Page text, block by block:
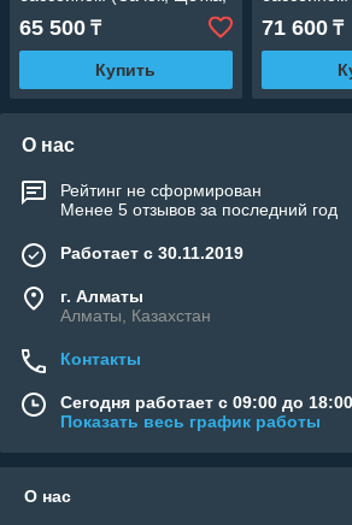
шланг 7,5 м., штанга
2x1800 мм.)
65 500 ₸
Купить
шланг 9
мм.)
71 600₸
О нас
Рейтинг не сформирован
Менее 5 отзывов за последний год
Работает с 30.11.2019
г. Алматы
Алматы, Казахстан
Контакты
Сегодня работает с 09:00 до 18:00
Показать весь график работы
О нас